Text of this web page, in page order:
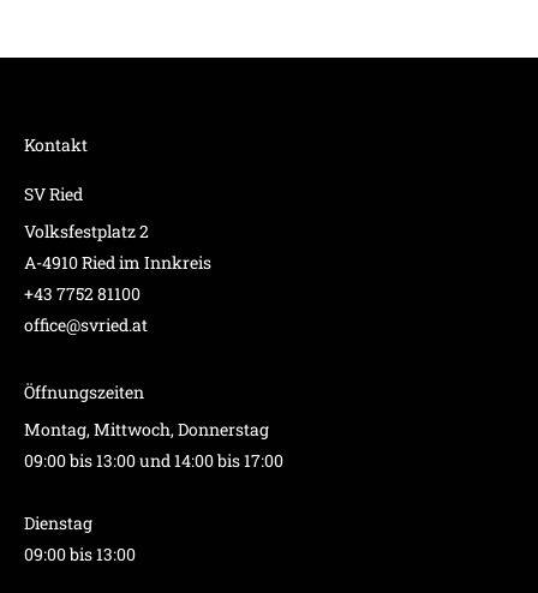
Kontakt
SV Ried
Volksfestplatz 2
A-4910 Ried im Innkreis
+43 7752 81100
office@svried.at
Öffnungszeiten
Montag, Mittwoch, Donnerstag
09:00 bis 13:00 und 14:00 bis 17:00
Dienstag
09:00 bis 13:00